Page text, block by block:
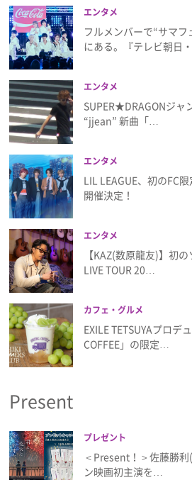
免責事項
プライバシーポリシー
利用規約
お問い合わせ
エンタメ
フルメンバーで“サマ
にある。『テレビ朝日
エンタメ
SUPER★DRAGONジャ
“jjean” 新曲「…
エンタメ
LIL LEAGUE、初のFC
開催決定！
エンタメ
【KAZ(数原龍友)】初
LIVE TOUR 20…
カフェ・グルメ
EXILE TETSUYAプロデ
COFFEE」の限定…
Present
プレゼント
＜Present！＞佐藤勝
ン映画初主演を…